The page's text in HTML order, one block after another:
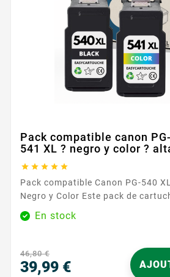
Pack compatible canon
541 XL ? negro y color ?
    
Pack compatible Canon PG-540
Negro y Color Este pack de cartuchos compatibles
sustituye las referencias Canon
CL-541 XL (color). Ofrece una
compatibles. ¿Por qué elegir este pack compatible?
Ahorro significativo
En stock
46,80 €
39,99 €